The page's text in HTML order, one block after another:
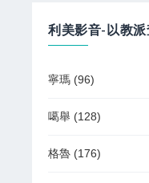
利美影音-以教派
寧瑪 (96)
噶舉 (128)
格魯 (176)